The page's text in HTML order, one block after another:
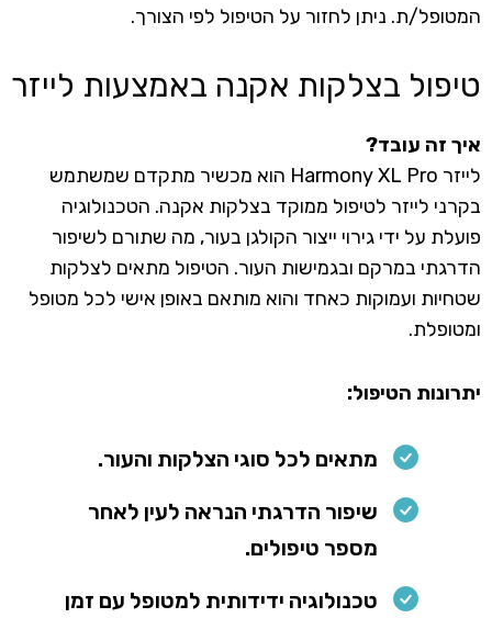
המטופל/ת. ניתן לחזור על הטיפול לפי הצורך.
טיפול בצלקות אקנה באמצעות לייזר
איך זה עובד?
לייזר Harmony XL Pro הוא מכשיר מתקדם שמשתמש
בקרני לייזר לטיפול ממוקד בצלקות אקנה. הטכנולוגיה
פועלת על ידי גירוי ייצור הקולגן בעור, מה שתורם לשיפור
הדרגתי במרקם ובגמישות העור. הטיפול מתאים לצלקות
שטחיות ועמוקות כאחד והוא מותאם באופן אישי לכל מטופל
ומטופלת.
יתרונות הטיפול:
מתאים לכל סוגי הצלקות והעור.
שיפור הדרגתי הנראה לעין לאחר
מספר טיפולים.
טכנולוגיה ידידותית למטופל עם זמן